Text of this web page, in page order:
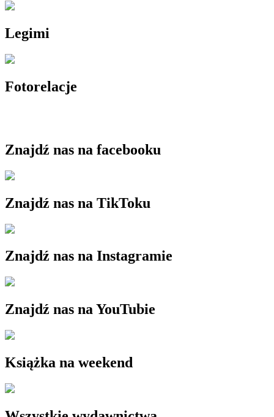
Legimi
Fotorelacje
Znajdź nas na facebooku
Znajdź nas na TikToku
Znajdź nas na Instagramie
Znajdź nas na YouTubie
Książka na weekend